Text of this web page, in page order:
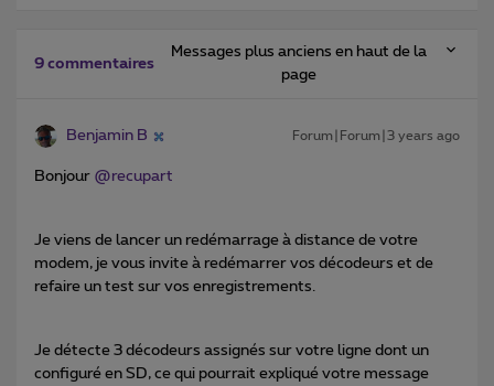
9 commentaires
Messages plus anciens en haut de la
page
Benjamin B Forum|Forum|3 years ago
Bonjour @recupart
Je viens de lancer un redémarrage à distance de votre
modem, je vous invite à redémarrer vos décodeurs et de
refaire un test sur vos enregistrements.
Je détecte 3 décodeurs assignés sur votre ligne dont un
configuré en SD, ce qui pourrait expliqué votre message